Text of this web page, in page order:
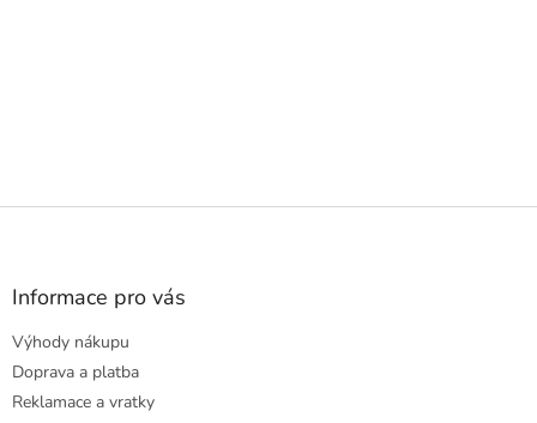
Z
Informace pro vás
Výhody nákupu
Doprava a platba
Reklamace a vratky